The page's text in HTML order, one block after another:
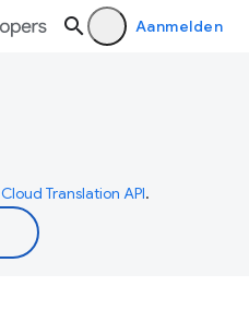
Aanmelden
Cloud Translation API.